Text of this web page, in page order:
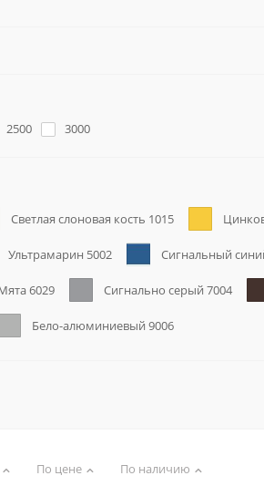
2500 3000
Светлая слоновая кость 1015
Ультрамарин 5002 Сигнальный
6029 Сигнально серый 7004
Бело-алюминиевый 9006
По цене По наличию